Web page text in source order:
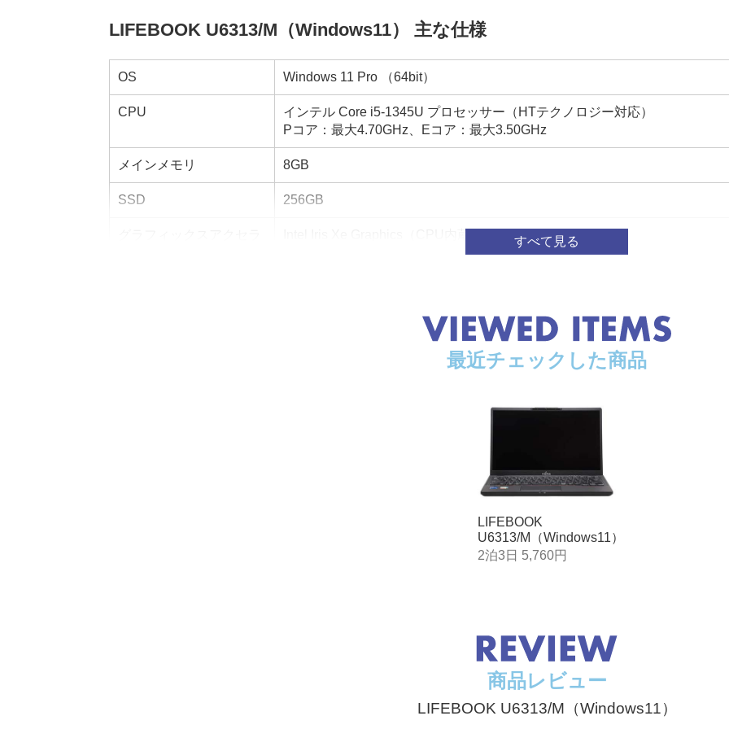
LIFEBOOK U6313/M（Windows11） 主な仕様
OS Windows 11 Pro （64bit）
CPU
インテル Core i5-1345U プロセッサー（HTテクノロジー対応）
Pコア：最大4.70GHz、Eコア：最大3.50GHz
メインメモリ 8GB
SSD 256GB
USB（Type-C）:最大3840×2160ドット、HDMI最大4096×2160ドット/ 最大
1000BASE-T / 100BASE-TX / 10BASE-T準拠、Wakeup On LAN対応
Wi-Fi 6E（2.4Gbps）対応、IEEE802.11a/b/g/n/ac/ax準拠
microSDメモリーカード×1スロット
Type-A USB3.2（Gen1）×1（左側面：電源オフUSB充電機能付）、
Type-C USB3.2（Gen2）（DisplayPort Alternate Mode対応）×1（左側面）
Type A：USB3.2（Gen1）×2
最近チェックした商品
LIFEBOOK
U6313/M（Windows11）
2泊3日 5,760円
商品レビュー
LIFEBOOK U6313/M（Windows11）